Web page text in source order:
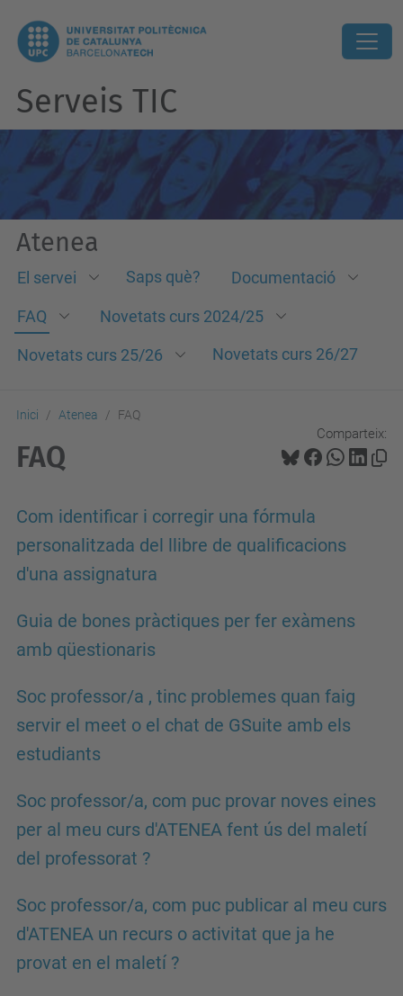
Serveis TIC
Atenea
El servei Saps què? Documentació
FAQ Novetats curs 2024/25
Novetats curs 25/26 Novetats curs 26/27
Inici Atenea FAQ
Comparteix:
FAQ
Com identificar i corregir una fórmula
personalitzada del llibre de qualificacions
d'una assignatura
Guia de bones pràctiques per fer exàmens
amb qüestionaris
Soc professor/a , tinc problemes quan faig
servir el meet o el chat de GSuite amb els
estudiants
Soc professor/a, com puc provar noves eines
per al meu curs d'ATENEA fent ús del maletí
del professorat ?
Soc professor/a, com puc publicar al meu curs
d'ATENEA un recurs o activitat que ja he
provat en el maletí ?